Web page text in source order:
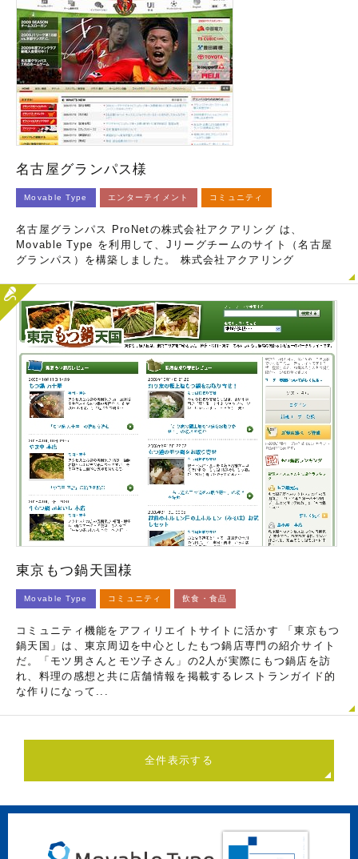
名古屋グランパス様
Movable Type エンターテイメント コミュニティ
名古屋グランパス ProNetの株式会社アクアリング は、
Movable Type を利用して、Jリーグチームのサイト（名古屋
グランパス）を構築しました。 株式会社アクアリング
東京もつ鍋天国様
Movable Type コミュニティ 飲食・食品
コミュニティ機能をアフィリエイトサイトに活かす 「東京もつ
鍋天国」は、東京周辺を中心としたもつ鍋店専門の紹介サイト
だ。「モツ男さんとモツ子さん」の2人が実際にもつ鍋店を訪
れ、料理の感想と共に店舗情報を掲載するレストランガイド的
な作りになって...
全件表示する